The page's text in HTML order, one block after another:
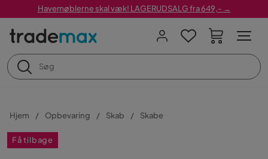
Havemøblerne skal væk! LAGERUDSALG fra 649,- →
Hjem Opbevaring Skab Skabe
Få tilbage